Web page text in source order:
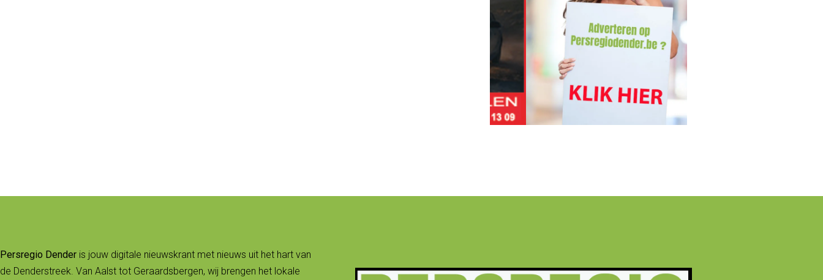
Persregio Dender is jouw digitale nieuwskrant met nieuws uit het hart van
de Denderstreek. Van Aalst tot Geraardsbergen, wij brengen het lokale